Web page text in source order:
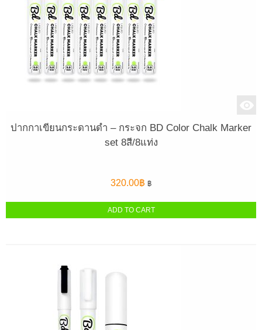
ปากกาเขียนกระดานดำ – กระจก BD Color Chalk Marker
set 8สี/8แท่ง
320.00฿ ฿
ADD TO CART